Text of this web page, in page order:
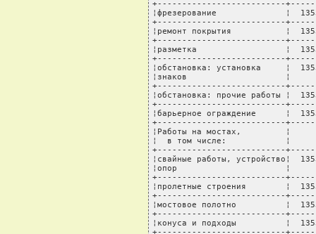
+--------------------------
¦фрезерование              ¦
+--------------------------
¦ремонт покрытия           ¦
+--------------------------
¦разметка                  ¦
+--------------------------
¦обстановка: установка     ¦
¦знаков                    ¦
+--------------------------
¦обстановка: прочие работы ¦
+--------------------------
¦барьерное ограждение      ¦
+--------------------------
¦Работы на мостах,
¦  в том числе:
+--------------------------
¦свайные работы, устройство¦
¦опор                      ¦
+--------------------------
¦пролетные строения        ¦
+--------------------------
¦мостовое полотно          ¦
+--------------------------
¦конуса и подходы          ¦